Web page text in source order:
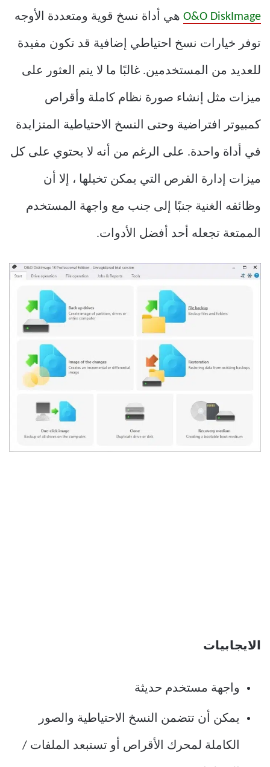
O&O DiskImage هي أداة نسخ قوية ومتعددة الأوجه
توفر خيارات نسخ احتياطي إضافية قد تكون مفيدة
للعديد من المستخدمين. غالبًا ما لا يتم العثور على
ميزات مثل إنشاء صورة نظام كاملة وأقراص
كمبيوتر افتراضية وحتى النسخ الاحتياطية المتزايدة
في أداة واحدة. على الرغم من أنه لا يحتوي على كل
ميزات إدارة القرص التي يمكن تخيلها ، إلا أن
وظائفه الغنية جنبًا إلى جنب مع واجهة المستخدم
الممتعة تجعله أحد أفضل الأدوات.
الايجابيات
واجهة مستخدم حديثة
يمكن أن تتضمن النسخ الاحتياطية والصور
الكاملة لمحرك الأقراص أو تستبعد الملفات /